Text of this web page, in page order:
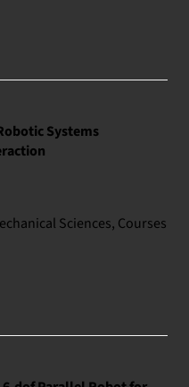
Systems
Sciences, Courses